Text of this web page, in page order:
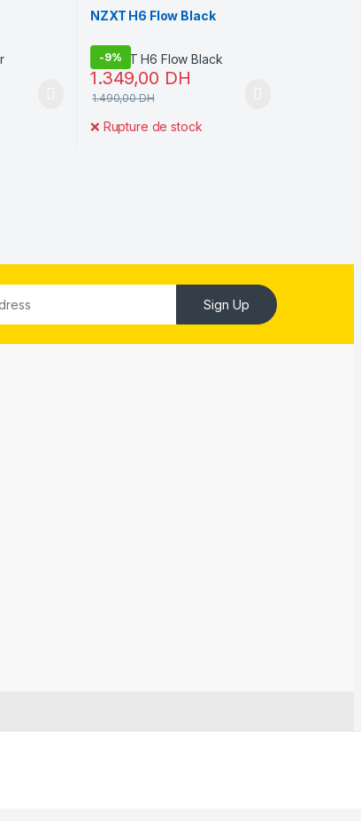
NZXT H6 Flow Black
-9%
1.349,00 DH
1.490,00DH
❌ Rupture de stock
Sign Up